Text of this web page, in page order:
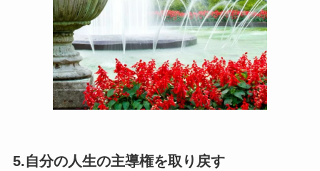
5.自分の人生の主導権を取り戻す